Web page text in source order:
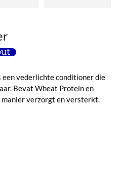
een vederlichte conditioner die
Bevat Wheat Protein en
manier verzorgt en versterkt.